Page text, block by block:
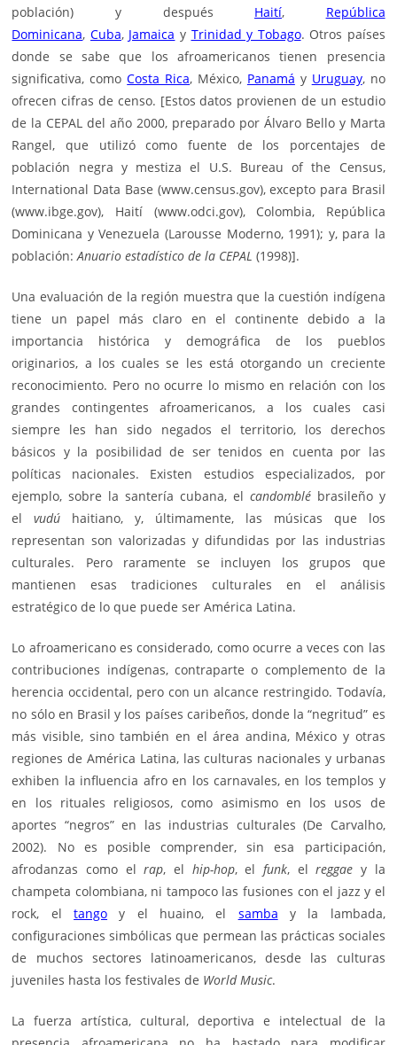
población) y después Haití, República
Dominicana, Cuba, Jamaica y Trinidad y Tobago. Otros países
donde se sabe que los afroamericanos tienen presencia
significativa, comoCosta Rica, México, Panamá y Uruguay, no
ofrecen cifras de censo. [Estos datos provienen de un estudio
de la CEPAL del año 2000, preparado por Álvaro Bello y Marta
Rangel, que utilizó como fuente de los porcentajes de
población negra y mestiza el U.S. Bureau of the Census,
International Data Base (www.census.gov), excepto para Brasil
(www.ibge.gov), Haití (www.odci.gov), Colombia, República
Dominicana y Venezuela (Larousse Moderno, 1991); y, para la
población:Anuario estadístico de la CEPAL (1998)].
Una evaluación de la región muestra que la cuestión indígena
tiene un papel más claro en el continente debido a la
importancia histórica y demográfica de los pueblos
originarios, a los cuales se les está otorgando un creciente
reconocimiento. Pero no ocurre lo mismo en relación con los
grandes contingentes afroamericanos, a los cuales casi
siempre les han sido negados el territorio, los derechos
básicos y la posibilidad de ser tenidos en cuenta por las
políticas nacionales. Existen estudios especializados, por
ejemplo, sobre la santería cubana, el candomblébrasileño y
elvudú haitiano, y, últimamente, las músicas que los
representan son valorizadas y difundidas por las industrias
culturales. Pero raramente se incluyen los grupos que
mantienen esas tradiciones culturales en el análisis
estratégico de lo que puede ser América Latina.
Lo afroamericano es considerado, como ocurre a veces con las
contribuciones indígenas, contraparte o complemento de la
herencia occidental, pero con un alcance restringido. Todavía,
no sólo en Brasil y los países caribeños, donde la “negritud” es
más visible, sino también en el área andina, México y otras
regiones de América Latina, las culturas nacionales y urbanas
exhiben la influencia afro en los carnavales, en los templos y
en los rituales religiosos, como asimismo en los usos de
aportes “negros” en las industrias culturales (De Carvalho,
2002). No es posible comprender, sin esa participación,
afrodanzas como elrap, el hip-hop, el funk, elreggae y la
champeta colombiana, ni tampoco las fusiones con el jazz y el
rock, eltango y el huaino, el samba y la lambada,
configuraciones simbólicas que permean las prácticas sociales
de muchos sectores latinoamericanos, desde las culturas
juveniles hasta los festivales de World Music.
La fuerza artística, cultural, deportiva e intelectual de la